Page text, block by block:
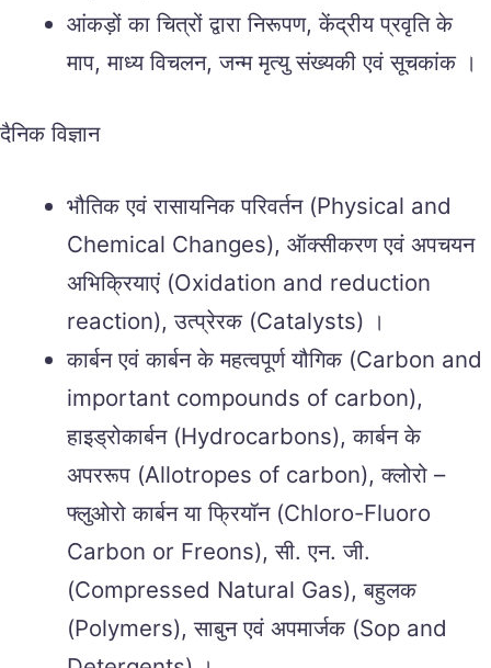
आंकड़ों का चित्रों द्वारा निरूपण, केंद्रीय प्रवृति के
माप, माध्य विचलन, जन्म मृत्यु संख्यकी एवं सूचकांक ।
दैनिक विज्ञान
भौतिक एवं रासायनिक परिवर्तन (Physical and
Chemical Changes), ऑक्सीकरण एवं अपचयन
अभिक्रियाएं (Oxidation and reduction
reaction), उत्प्रेरक (Catalysts) ।
कार्बन एवं कार्बन के महत्वपूर्ण यौगिक (Carbon and
important compounds of carbon),
हाइड्रोकार्बन (Hydrocarbons), कार्बन के
अपररूप (Allotropes of carbon), क्लोरो –
फ्लुओरो कार्बन या फ्रियॉन (Chloro-Fluoro
Carbon or Freons), सी. एन. जी.
(Compressed Natural Gas), बहुलक
(Polymers), साबुन एवं अपमार्जक (Sop and